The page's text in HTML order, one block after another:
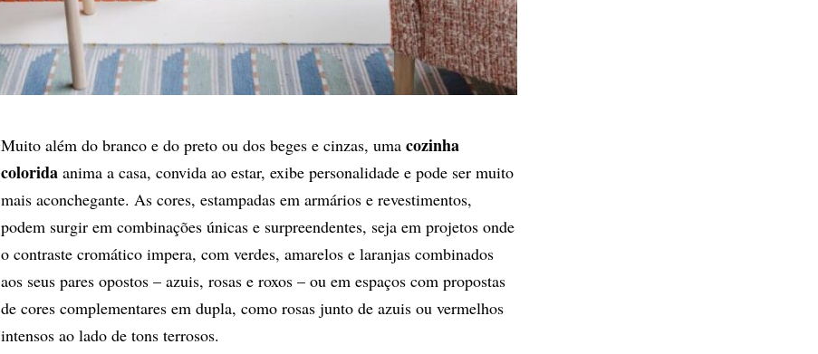
Muito além do branco e do preto ou dos beges e cinzas, uma cozinha
colorida anima a casa, convida ao estar, exibe personalidade e pode ser muito
mais aconchegante. As cores, estampadas em armários e revestimentos,
podem surgir em combinações únicas e surpreendentes, seja em projetos onde
o contraste cromático impera, com verdes, amarelos e laranjas combinados
aos seus pares opostos – azuis, rosas e roxos – ou em espaços com propostas
de cores complementares em dupla, como rosas junto de azuis ou vermelhos
intensos ao lado de tons terrosos.